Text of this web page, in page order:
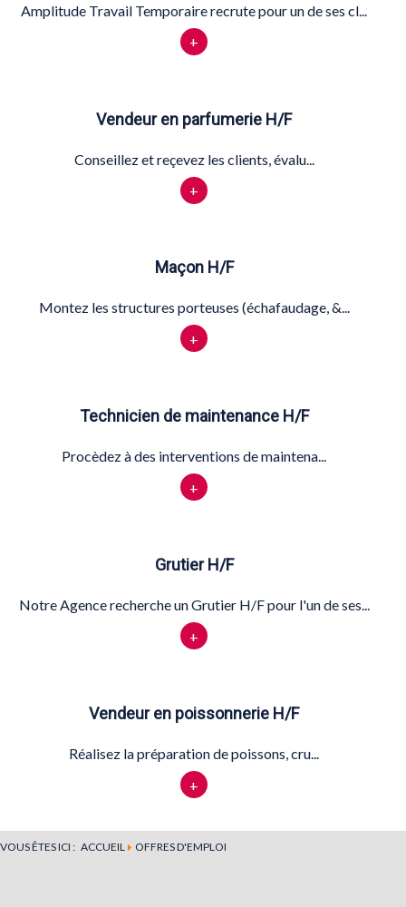
Amplitude Travail Temporaire recrute pour un de ses cl...
+
Vendeur en parfumerie H/F
Conseillez et reçevez les clients, évalu...
+
Maçon H/F
Montez les structures porteuses (échafaudage, &...
+
Technicien de maintenance H/F
Procèdez à des interventions de maintena...
+
Grutier H/F
Notre Agence recherche un Grutier H/F pour l'un de ses...
+
Vendeur en poissonnerie H/F
Réalisez la préparation de poissons, cru...
+
VOUS ÊTES ICI : ACCUEIL OFFRES D'EMPLOI